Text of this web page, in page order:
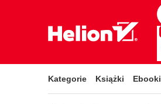
Kategorie Książki Ebooki